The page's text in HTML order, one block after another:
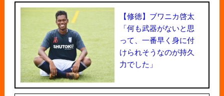
【修徳】ブワニカ啓太
「何も武器がないと思
って、一番早く身に付
けられそうなのが持久
力でした」